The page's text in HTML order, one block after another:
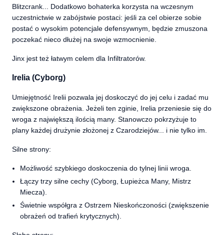
Blitzcrank... Dodatkowo bohaterka korzysta na wczesnym
uczestnictwie w zabójstwie postaci: jeśli za cel obierze sobie
postać o wysokim potencjale defensywnym, będzie zmuszona
poczekać nieco dłużej na swoje wzmocnienie.
Jinx jest też łatwym celem dla Infiltratorów.
Irelia (Cyborg)
Umiejętność Irelii pozwala jej doskoczyć do jej celu i zadać mu
zwiększone obrażenia. Jeżeli ten zginie, Irelia przeniesie się do
wroga z największą ilością many. Stanowczo pokrzyżuje to
plany każdej drużynie złożonej z Czarodziejów... i nie tylko im.
Silne strony:
Możliwość szybkiego doskoczenia do tylnej linii wroga.
Łączy trzy silne cechy (Cyborg, Łupieżca Many, Mistrz
Miecza).
Świetnie współgra z Ostrzem Nieskończoności (zwiększenie
obrażeń od trafień krytycznych).